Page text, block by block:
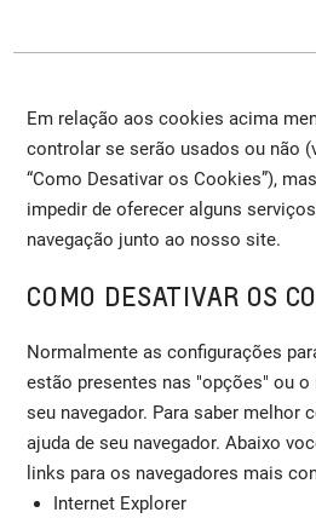
Em relação aos cookies acima
controlar se serão usados ou não
“Como Desativar os Cookies”),
impedir de oferecer alguns
navegação junto ao nosso site.
COMO DESATIVAR OS
Normalmente as configurações
estão presentes nas "opções" ou o
seu navegador. Para saber melhor
ajuda de seu navegador. Abaixo
links para os navegadores mais
Internet Explorer